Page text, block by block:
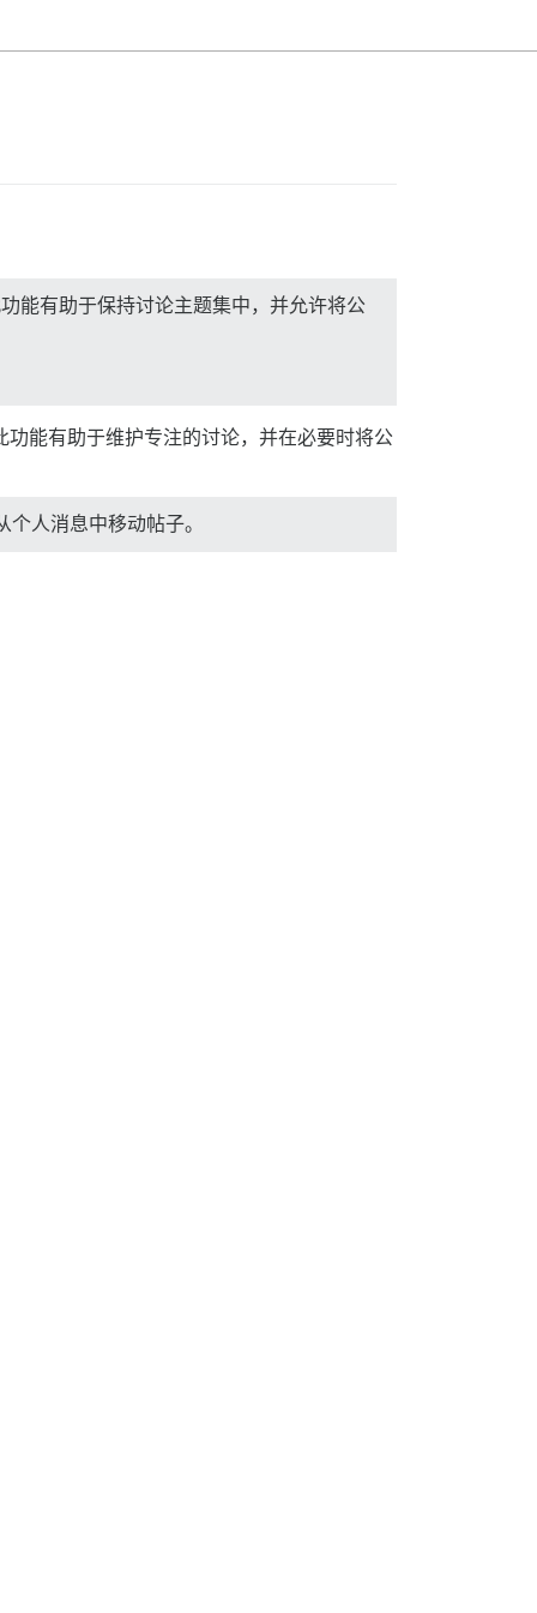
能有助于保持讨论主题集中，并允许将公
功能有助于维护专注的讨论，并在必要时将公
人消息中移动帖子。